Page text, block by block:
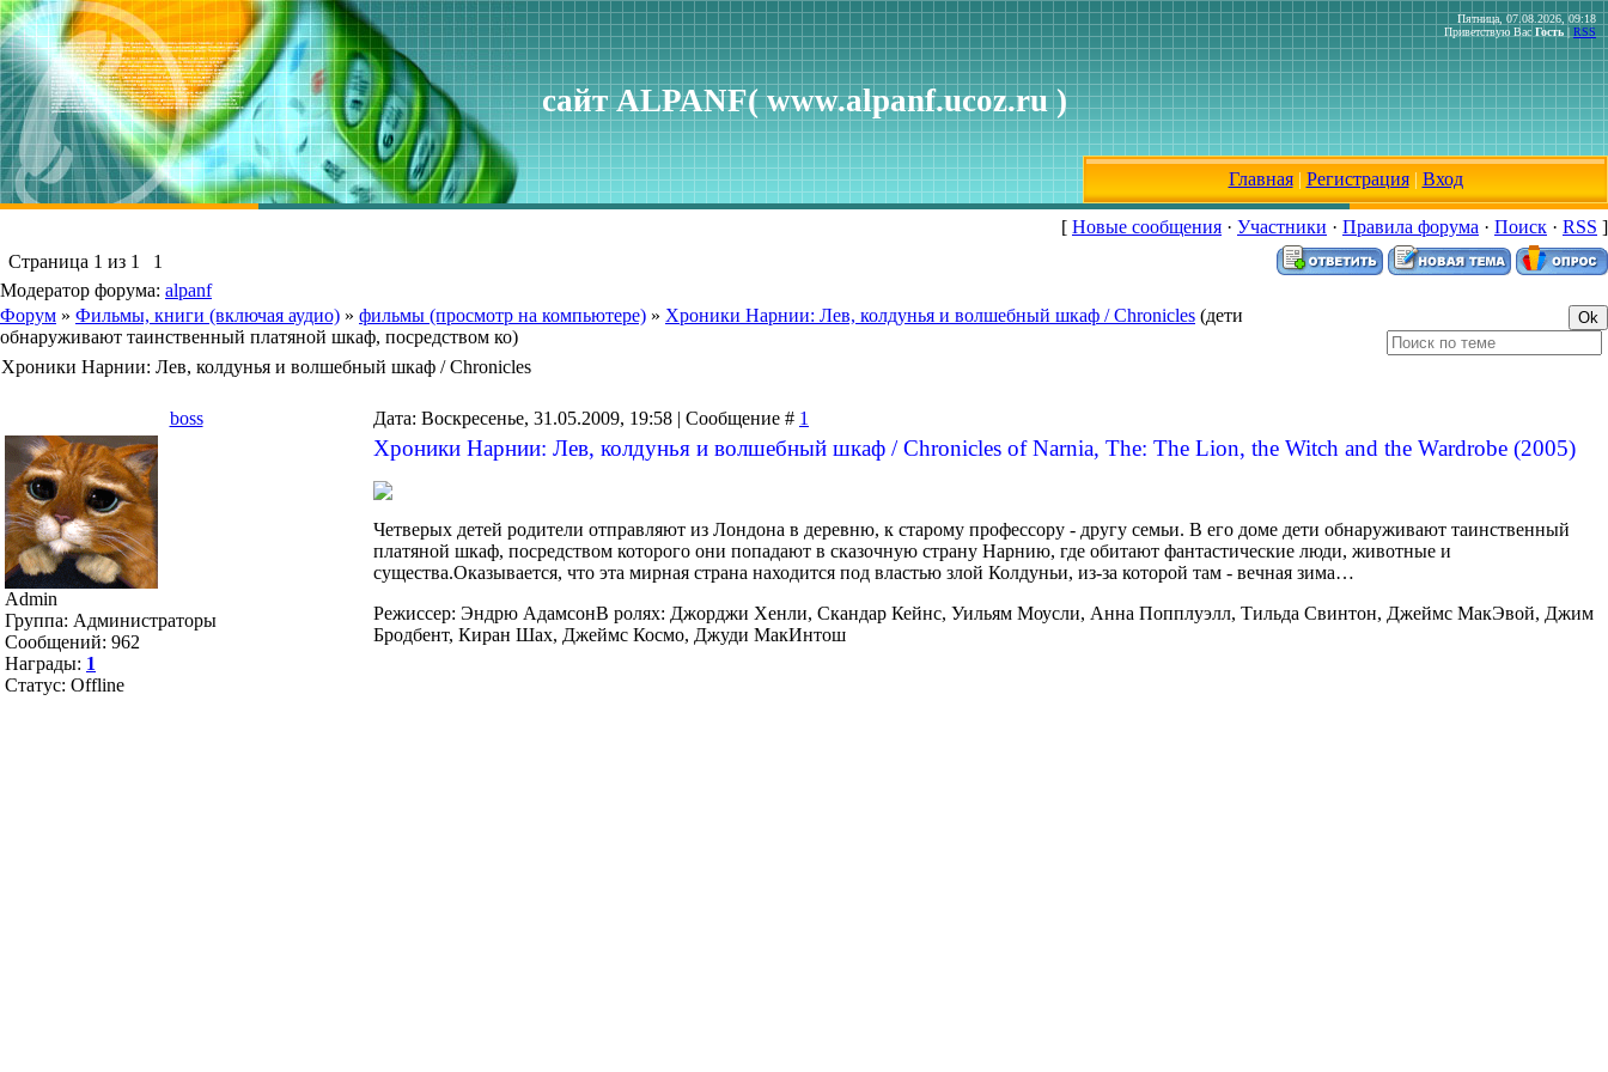
сайт ALPANF( www.alpanf.ucoz.ru )
Пятница, 07.08.2026, 09:18
Приветствую Вас Гость | RSS
Главная| Регистрация| Вход
[ Новые сообщения · Участники · Правила форума · Поиск · RSS ]
Страница 1 из 1
1
Модератор форума: alpanf
Форум » Фильмы, книги (включая аудио) » фильмы (просмотр на компьютере) » Хроники Нарнии: Лев, колдунья и волшебный шкаф / Chronicles (дети
обнаруживают таинственный платяной шкаф, посредством ко)
Хроники Нарнии: Лев, колдунья и волшебный шкаф / Chronicles
boss Дата: Воскресенье, 31.05.2009, 19:58 | Сообщение # 1
Admin
Группа: Администраторы
Сообщений: 962
Награды: 1
Статус: Offline
Хроники Нарнии: Лев, колдунья и волшебный шкаф / Chronicles of Narnia, The: The Lion, the Witch and the Wardrobe (2005)
Четверых детей родители отправляют из Лондона в деревню, к старому профессору - другу семьи. В его доме дети обнаруживают таинственный
платяной шкаф, посредством которого они попадают в сказочную страну Нарнию, где обитают фантастические люди, животные и
существа.Оказывается, что эта мирная страна находится под властью злой Колдуньи, из-за которой там - вечная зима…
Режиссер: Эндрю АдамсонВ ролях: Джорджи Хенли, Скандар Кейнс, Уильям Моусли, Анна Попплуэлл, Тильда Свинтон, Джеймс МакЭвой, Джим
Бродбент, Киран Шах, Джеймс Космо, Джуди МакИнтош